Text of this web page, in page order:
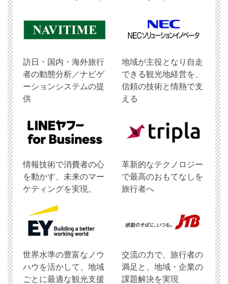
訪日・国内・海外旅行
者の動態分析／ナビゲ
ーションシステムの提
供
地域が主役となり自走
できる観光地経営を、
信頼の技術と情熱で支
える
情報技術で消費者の心
を動かす、未来のマー
ケティングを実現。
革新的なテクノロジー
で最高のおもてなしを
旅行者へ
世界水準の豊富なノウ
ハウを活かして、地域
ごとに最適な観光支援
交流の力で、旅行者の
満足と、地域・企業の
課題解決を実現